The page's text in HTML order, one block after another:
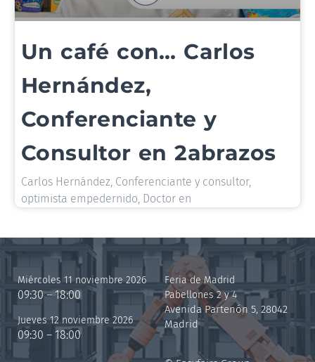
Un café con… Carlos
Hernández,
Conferenciante y
Consultor en 2abrazos
Carlos Hernández, Conferenciante y consultor,
optimista empedernido, Doctor en
Miércoles 11 noviembre 2026
09:30 – 18:00
Jueves 12 noviembre 2026
09:30 – 18:00
Feria de Madrid
Pabellones 2 y 4
Avenida Partenón 5, 28042
Madrid